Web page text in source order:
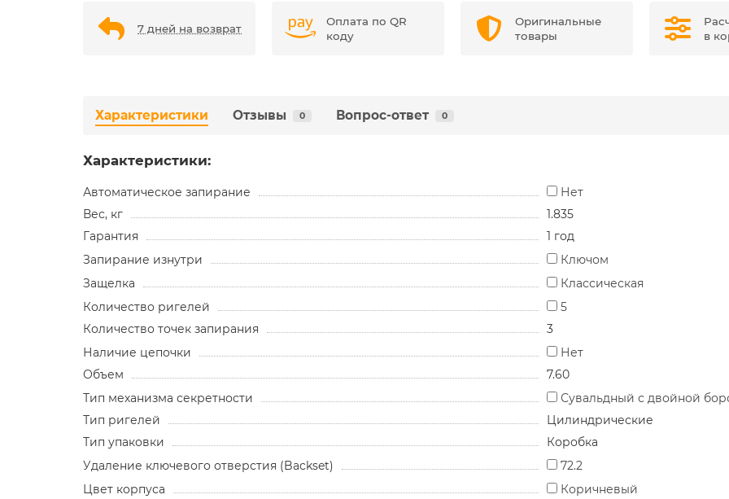
7 дней на возврат
Оплата по QR
коду
Оригинальные
товары
в
Характеристики Отзывы 0 Вопрос-ответ 0
Характеристики:
Автоматическое запирание
Нет
Вес, кг
1.835
Гарантия
1 год
Запирание изнутри
Ключом
Защелка
Классическая
Количество ригелей
5
Количество точек запирания
3
Наличие цепочки
Нет
Объем
7.60
Тип механизма секретности
Сувальдный с двойной
Тип ригелей
Цилиндрические
Тип упаковки
Коробка
Удаление ключевого отверстия (Backset)
72.2
Цвет корпуса
Коричневый